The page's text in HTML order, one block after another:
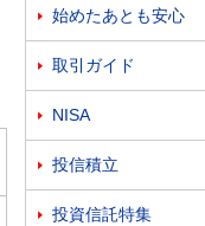
 始めたあとも安心
 取引ガイド
 NISA
 投信積立
 投資信託特集